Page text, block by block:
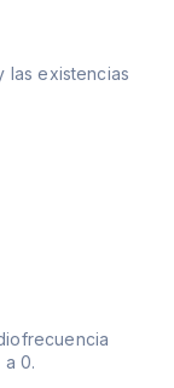
las existencias
0.